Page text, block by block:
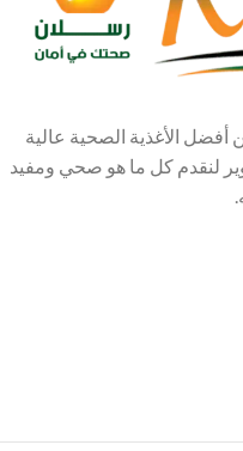
باقة من أفضل الأغذية الصحية عالية
لنقدم كل ما هو صحي ومفيد